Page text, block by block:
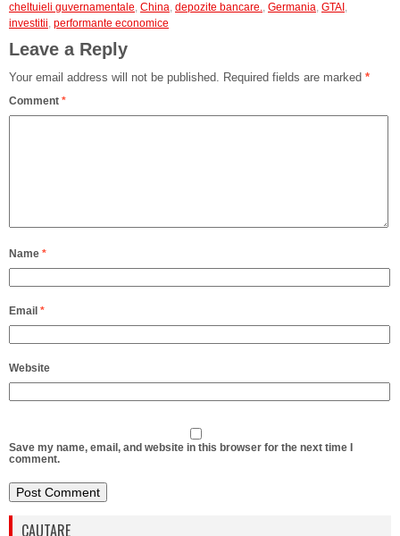
cheltuieli guvernamentale, China, depozite bancare., Germania, GTAI ,
investitii, performante economice
Leave a Reply
Your email address will not be published. Required fields are marked *
Comment *
Name *
Email *
Website
Save my name, email, and website in this browser for the next time I
comment.
CAUTARE